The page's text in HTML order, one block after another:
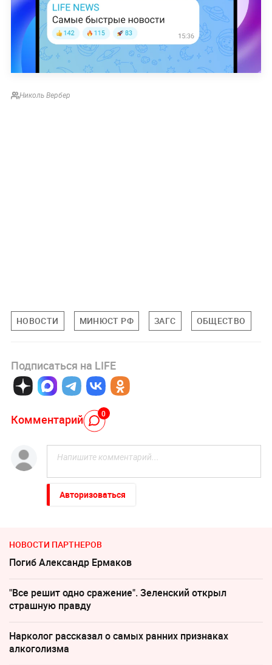
Николь Вербер
НОВОСТИ МИНЮСТ РФ ЗАГС ОБЩЕСТВО
Подписаться на LIFE
Комментарий 0
Авторизоваться
НОВОСТИ ПАРТНЕРОВ
Погиб Александр Ермаков
"Все решит одно сражение". Зеленский открыл
страшную правду
Нарколог рассказал о самых ранних признаках
алкоголизма